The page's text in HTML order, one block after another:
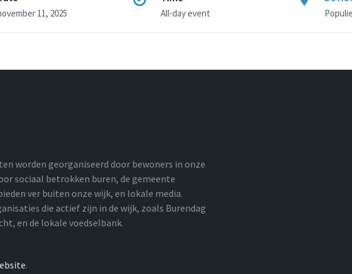
11, 2025 All-day event
worden georganiseerd door bewoners in onze
sociaal betrokken buren, de gemeente
ver buiten onze wijk, en lokale media.
die actief zijn in de wijk, zoals Burendag
en de lokale voedselbank.
.